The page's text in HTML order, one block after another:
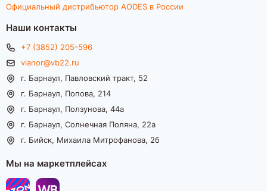
Официальный дистрибьютор AODES в России
Наши контакты
+7 (3852) 205-596
vianor@vb22.ru
г. Барнаул, Павловский тракт, 52
г. Барнаул, Попова, 214
г. Барнаул, Ползунова, 44а
г. Барнаул, Солнечная Поляна, 22а
г. Бийск, Михаила Митрофанова, 2б
Мы на маркетплейсах